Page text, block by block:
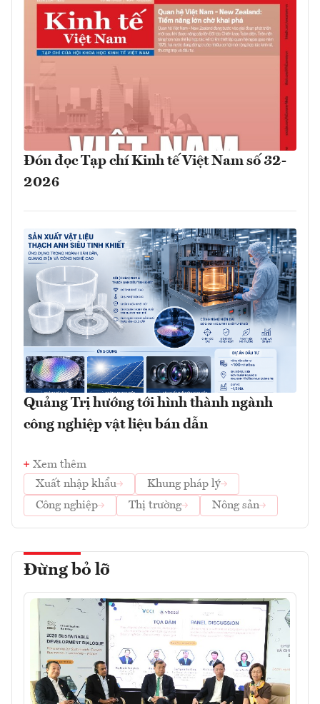
Đón đọc Tạp chí Kinh tế Việt Nam số 32-
2026
Quảng Trị hướng tới hình thành ngành
công nghiệp vật liệu bán dẫn
Xem thêm
Xuất nhập khẩu
Khung pháp lý
Công nghiệp
Thị trường Nông sản
Đừng bỏ lỡ